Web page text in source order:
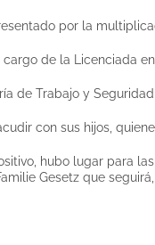
por la
de la Licenciada
de Trabajo y
con sus hijos,
hubo lugar para
Gesetz que